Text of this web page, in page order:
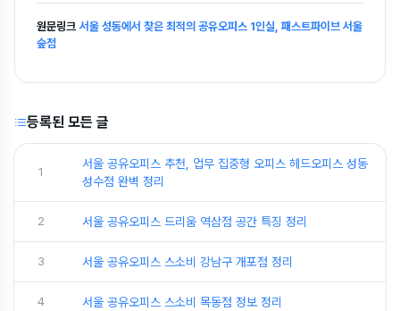
원문링크 서울 성동에서 찾은 최적의 공유오피스 1인실, 패스트파이브 서울
숲점
등록된 모든 글
1
서울 공유오피스 추천, 업무 집중형 오피스 헤드오피스 성동
성수점 완벽 정리
2 서울 공유오피스 드리움 역삼점 공간 특징 정리
3 서울 공유오피스 스소비 강남구 개포점 정리
4 서울 공유오피스 스소비 목동점 정보 정리